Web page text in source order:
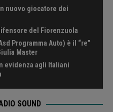
nuovo giocatore dei
del Fiorenzuola
Programma Auto) è il “re”
Master
evidenza agli Italiani
SOUND